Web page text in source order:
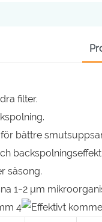
filter.
bättre
säsong.
1~2 μm